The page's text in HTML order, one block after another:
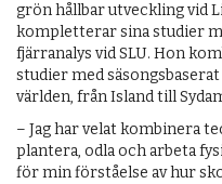
grön hållbar utveckling vid
kompletterar sina studier
fjärranalys vid SLU. Hon
studier med
världen, från Island till
– Jag har velat kombinera
plantera, odla och arbeta
för min förståelse av hur